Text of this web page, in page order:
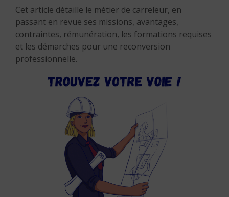
Cet article détaille le métier de carreleur, en
passant en revue ses missions, avantages,
contraintes, rémunération, les formations requises
et les démarches pour une reconversion
professionnelle.